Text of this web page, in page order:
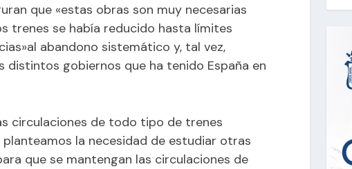
que «estas obras son muy necesarias
trenes se había reducido hasta límites
abandono sistemático y, tal vez,
gobiernos que ha tenido España en
circulaciones de todo tipo de trenes
la necesidad de estudiar otras
que se mantengan las circulaciones de